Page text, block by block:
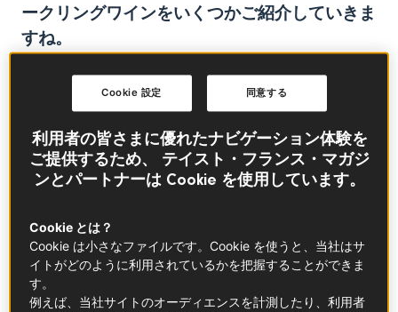
ークリングワインをいくつかご紹介していきま
すね。
利用者の皆さまに優れたナビゲーション体験を
ご提供するため、 テイスト・フランス・マガジ
ンとパートナーは Cookie を使用しています。
Cookie とは？
Cookie は小さなファイルです。Cookie を使うと、当社はサ
イトがどのように利用されているかを把握することができま
す。
例えば、当社サイトのオーディエンスを計測したり、利用者
同意する
Cookie 設定